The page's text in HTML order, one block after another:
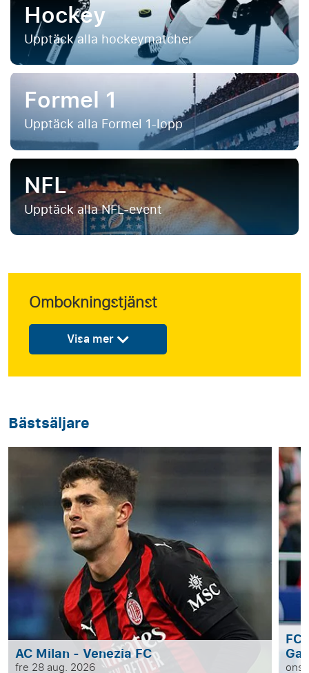
Hockey
Upptäck alla hockeymatcher
Formel 1
Upptäck alla Formel 1-lopp
NFL
Upptäck alla NFL-event
Ombokningstjänst
Visa mer
Bästsäljare
AC Milan - Venezia FC
fre 28 aug. 2026
FC
ons